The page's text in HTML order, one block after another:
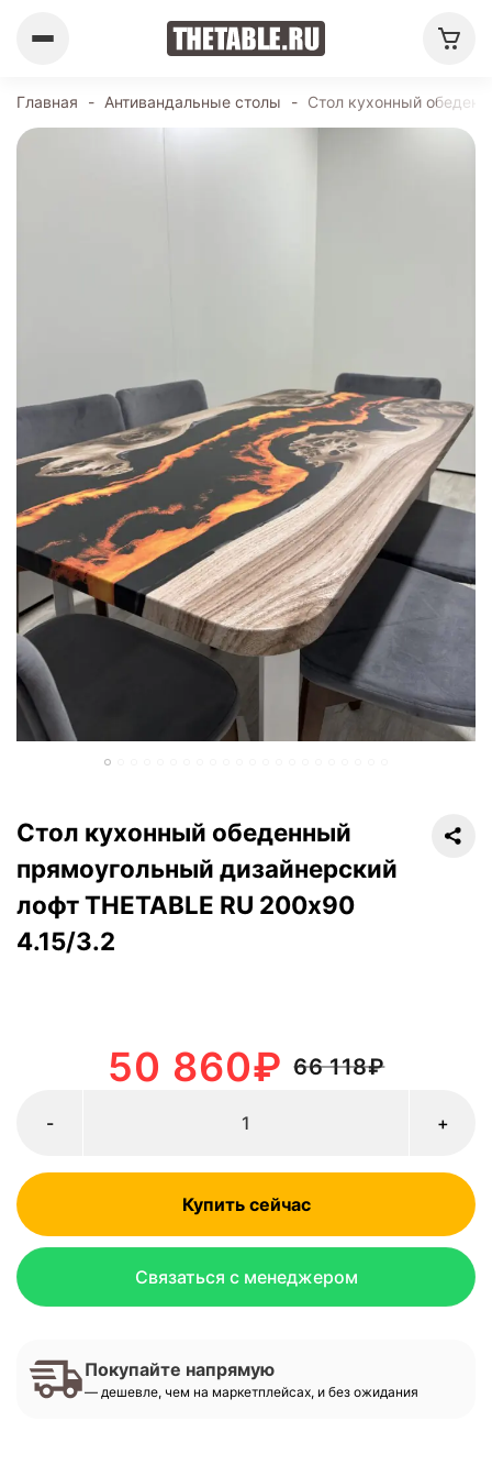
Главная - Антивандальные столы - Стол кухонный
Стол кухонный обеденный
прямоугольный дизайнерский
лофт THETABLE RU 200х90
4.15/3.2
66 118₽
50 860₽
+
-
Купить сейчас
Связаться с менеджером
Покупайте напрямую
— дешевле, чем на маркетплейсах, и без ожидания